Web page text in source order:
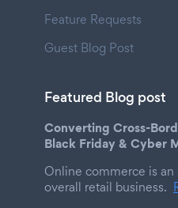
Feature Requests
Guest Blog Post
Featured Blog post
Converting Cross-
Black Friday & Cyber
Online commerce is
overall retail business.